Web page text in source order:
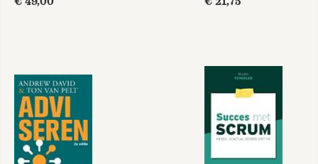
Bekijk alle boeken
BiSL® Foundation
Courseware
BiSL – Een
Framework voor